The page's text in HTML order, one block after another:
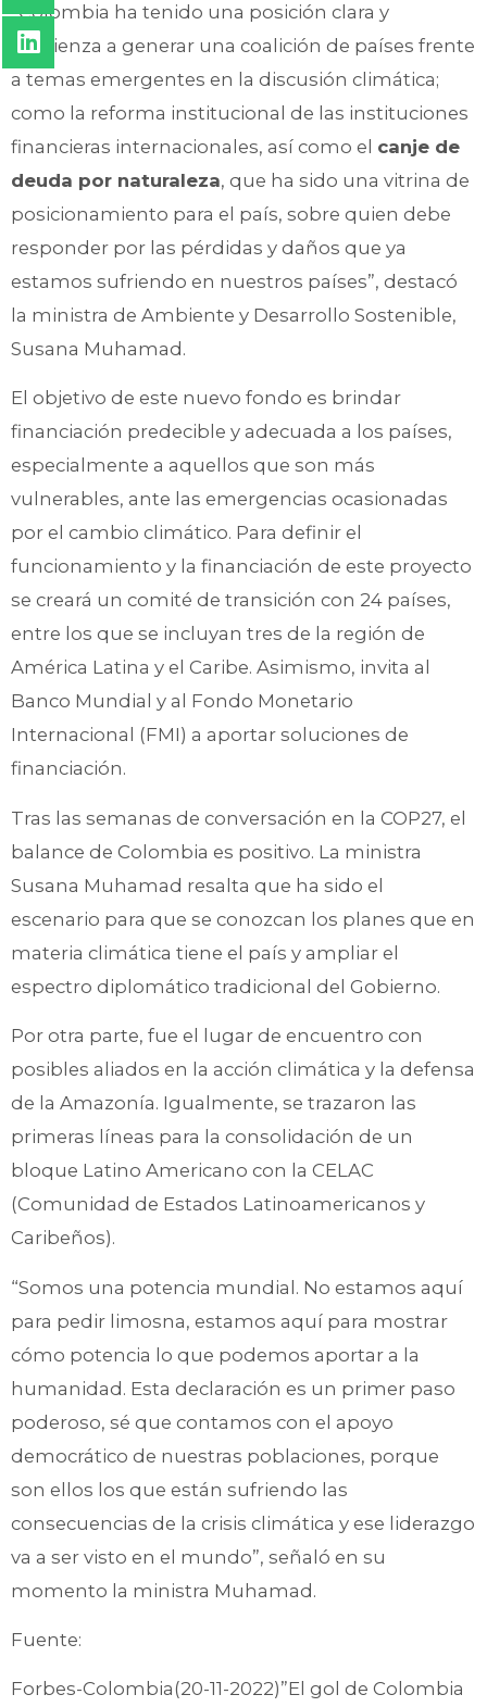
“Colombia ha tenido una posición clara y
comienza a generar una coalición de países frente
a temas emergentes en la discusión climática;
como la reforma institucional de las instituciones
financieras internacionales, así como el canje de
deuda por naturaleza, que ha sido una vitrina de
posicionamiento para el país, sobre quien debe
responder por las pérdidas y daños que ya
estamos sufriendo en nuestros países”, destacó
la ministra de Ambiente y Desarrollo Sostenible,
Susana Muhamad.
El objetivo de este nuevo fondo es brindar
financiación predecible y adecuada a los países,
especialmente a aquellos que son más
vulnerables, ante las emergencias ocasionadas
por el cambio climático. Para definir el
funcionamiento y la financiación de este proyecto
se creará un comité de transición con 24 países,
entre los que se incluyan tres de la región de
América Latina y el Caribe. Asimismo, invita al
Banco Mundial y al Fondo Monetario
Internacional (FMI) a aportar soluciones de
financiación.
Tras las semanas de conversación en la COP27, el
balance de Colombia es positivo. La ministra
Susana Muhamad resalta que ha sido el
escenario para que se conozcan los planes que en
materia climática tiene el país y ampliar el
espectro diplomático tradicional del Gobierno.
Por otra parte, fue el lugar de encuentro con
posibles aliados en la acción climática y la defensa
de la Amazonía. Igualmente, se trazaron las
primeras líneas para la consolidación de un
bloque Latino Americano con la CELAC
(Comunidad de Estados Latinoamericanos y
Caribeños).
“Somos una potencia mundial. No estamos aquí
para pedir limosna, estamos aquí para mostrar
cómo potencia lo que podemos aportar a la
humanidad. Esta declaración es un primer paso
poderoso, sé que contamos con el apoyo
democrático de nuestras poblaciones, porque
son ellos los que están sufriendo las
consecuencias de la crisis climática y ese liderazgo
va a ser visto en el mundo”, señaló en su
momento la ministra Muhamad.
Fuente:
Forbes-Colombia(20-11-2022)”El gol de Colombia